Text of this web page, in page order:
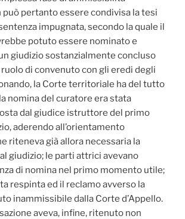
può pertanto essere condivisa la tesi
impugnata, secondo la quale il
potuto essere nominato e
giudizio sostanzialmente concluso
di convenuto con gli eredi degli
la Corte territoriale ha del tutto
nomina del curatore era stata
dal giudice istruttore del primo
aderendo all’orientamento
riteneva già allora necessaria la
giudizio; le parti attrici avevano
di nomina nel primo momento utile;
respinta ed il reclamo avverso la
inammissibile dalla Corte d’Appello.
aveva, infine, ritenuto non